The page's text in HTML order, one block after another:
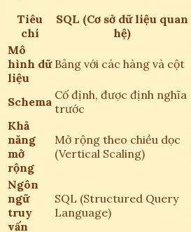
Tiêu
chí
SQL (Cơ sở dữ liệu quan
hệ)
Mô
hình dữ
liệu
Bảng với các hàng và cột
Schema Cố định, được định nghĩa
trước
Khả
năng
mở
rộng
Mở rộng theo chiều dọc
(Vertical Scaling)
Ngôn
ngữ
truy
vấn
SQL (Structured Query
Language)